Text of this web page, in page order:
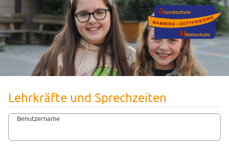
Lehrkräfte und Sprechzeiten
Benutzername